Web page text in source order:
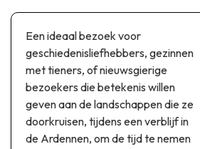
Auto- & spoorerfgoed
Industrieel erfgoed & architecturale
Streekproducten
Recreatie- & waterpretparken
Een ideaal bezoek voor
geschiedenisliefhebbers, gezinnen
met tieners, of nieuwsgierige
bezoekers die betekenis willen
geven aan de landschappen die ze
doorkruisen, tijdens een verblijf in
de Ardennen, om de tijd te nemen